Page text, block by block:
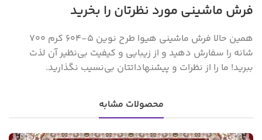
فرش ماشینی مورد نظرتان را بخرید
همین حالا فرش ماشینی هیوا طرح نوین 5-604 کرم ۷۰۰
شانه را سفارش دهید و از زیبایی و کیفیت بی‌نظیر آن لذت
ببرید! ما را از نظرات و پیشنهاداتتان بی‌نسیب نگذارید.
محصولات مشابه